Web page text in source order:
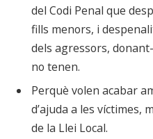
del Codi Penal que
fills menors, i
dels agressors,
no tenen.
Perquè volen acabar
d’ajuda a les víctimes,
de la Llei Local.